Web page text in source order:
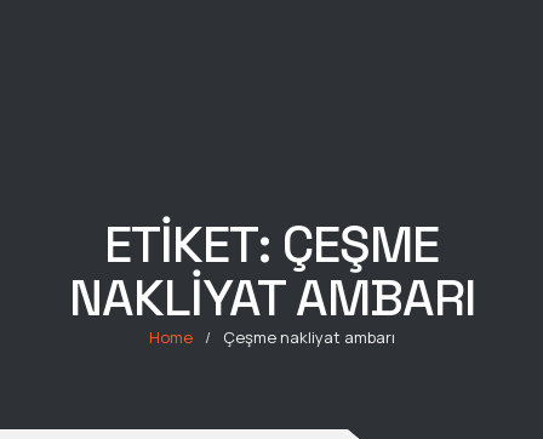
ETIKET: ÇEŞME
NAKLIYAT AMBARI
Home / Çeşme nakliyat ambarı